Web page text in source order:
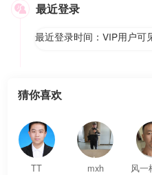
 最近登录
最近登录时间：VIP用户可
猜你喜欢
TT
mxh